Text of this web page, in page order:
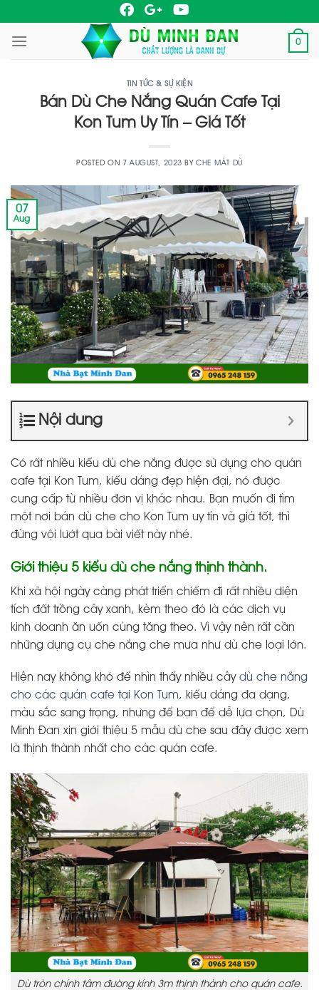
to
content
0
TIN TỨC & SỰ KIỆN
Bán Dù Che Nắng Quán Cafe Tại
Kon Tum Uy Tín – Giá Tốt
POSTED ON 7 AUGUST, 2023 BYCHE MÁT DÙ
07
Aug
Nội dung
Có rất nhiều kiểu dù che nắng được sử dụng cho quán
cafe tại Kon Tum, kiểu dáng đẹp hiện đại, nó được
cung cấp từ nhiều đơn vị khác nhau. Bạn muốn đi tìm
một nơi bán dù che cho Kon Tum uy tín và giá tốt, thì
đừng vội lướt qua bài viết này nhé.
Giới thiệu 5 kiểu dù che nắng thịnh thành.
Khi xã hội ngày càng phát triển chiếm đi rất nhiều diện
tích đất trồng cây xanh, kèm theo đó là các dịch vụ
kinh doanh ăn uốn cùng tăng theo. Vì vậy nên rất cần
những dụng cụ che nắng che mưa như dù che loại lớn.
Hiện nay không khó để nhìn thấy nhiều câydù che nắng
cho các quán cafe tại Kon Tum, kiểu dáng đa dạng,
màu sắc sang trọng, nhưng để bạn để dễ lựa chọn, Dù
Minh Đan xin giới thiệu 5 mẫu dù che sau đây được xem
là thịnh thành nhất cho các quán cafe.
Dù tròn chính tâm đường kính 3m thịnh thành cho quán cafe.